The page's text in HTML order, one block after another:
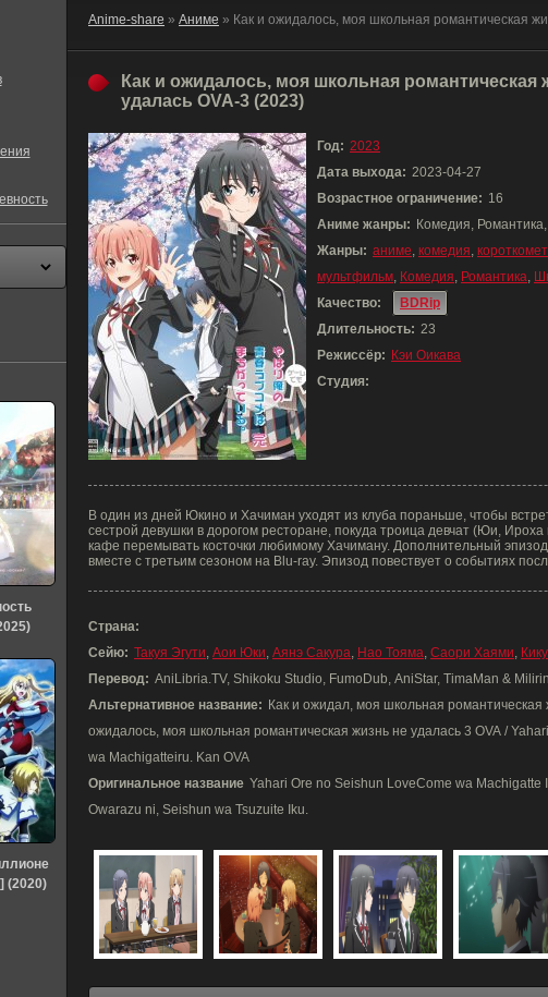
Anime-share » Аниме » Как и ожидалось, моя школьная романтическая
Как и ожидалось, моя школьная романтическая
удалась OVA-3 (2023)
Год: 2023
Дата выхода: 2023-04-27
Возрастное ограничение: 16
Аниме жанры: Комедия,
Жанры: аниме, комедия,
мультфильм, Комедия, Романтика,
Качество:
BDRip
Длительность: 23
Режиссёр: Кэи Оикава
Студия:
В один из дней Юкино и Хачиман уходят из клуба пораньше, чтобы
сестрой девушки в дорогом ресторане, покуда троица девчат (Юи,
кафе перемывать косточки любимому Хачиману. Дополнительный
вместе с третьим сезоном на Blu-ray. Эпизод повествует о событиях
Страна:
Сейю: Такуя Эгути, Аои Юки, Аянэ Сакура, Нао Тояма, Саори Хаями,
Перевод: AniLibria.TV, Shikoku Studio, FumoDub, AniStar, TimaMan &
Альтернативное название: Как и ожидал, моя школьная романтическая
ожидалось, моя школьная романтическая жизнь не удалась 3 OVA /
wa Machigatteiru. Kan OVA
Оригинальное название Yahari Ore no Seishun LoveCome wa Machigatte
Owarazu ni, Seishun wa Tsuzuite Iku.
(2020)